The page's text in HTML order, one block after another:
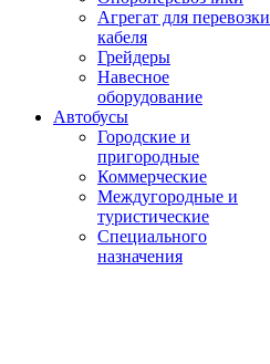
Агрегат для перевозки
кабеля
Грейдеры
Навесное
оборудование
Автобусы
Городские и
пригородные
Коммерческие
Междугородные и
туристические
Специального
назначения